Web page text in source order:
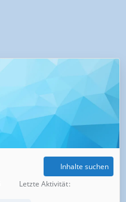
Inhalte suchen
Letzte Aktivität